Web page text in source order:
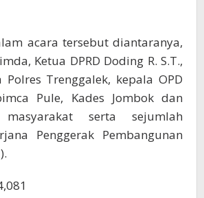
acara tersebut diantaranya,
Ketua DPRD Doding R. S.T.,
Trenggalek, kepala OPD
Pule, Kades Jombok dan
serta sejumlah
Penggerak Pembangunan